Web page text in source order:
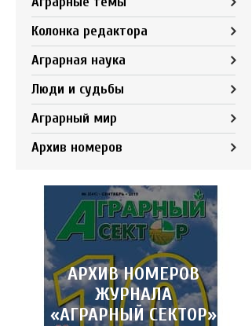
Колонка редактора
Аграрная наука
Люди и судьбы
Аграрный мир
Архив номеров
АРХИВ НОМЕРОВ
ЖУРНАЛА
«АГРАРНЫЙ СЕКТОР»